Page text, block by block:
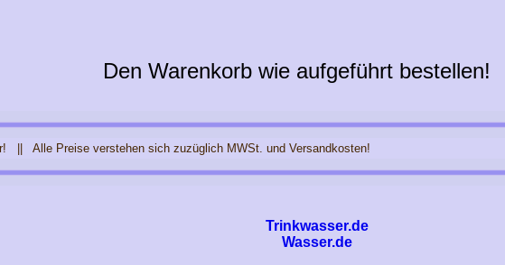
Den Warenkorb wie aufgeführt bestellen!
|| Alle Preise verstehen sich zuzüglich MWSt. und Versandkosten!
Trinkwasser.de
Wasser.de